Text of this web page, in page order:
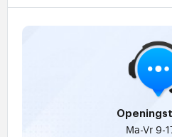
Ma-Vr 9-